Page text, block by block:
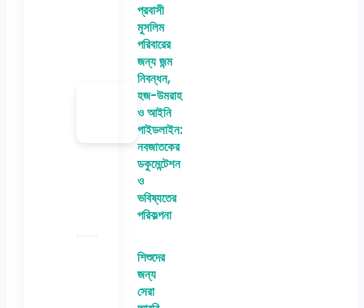
প্রবাসী
মুসলিম
পরিবারের
জন্য জন্ম
নিবন্ধন,
হজ-উমরাহ
ও আইনি
গাইডলাইন:
নবজাতকের
ডকুমেন্টেশন
ও
ভবিষ্যতের
পরিকল্পনা
শিশুদের
জন্য
সেরা